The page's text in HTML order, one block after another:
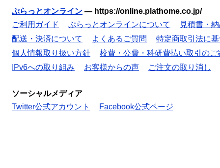
ぷらっとオンライン — https://online.plathome.co.jp/
ご利用ガイド
ぷらっとオンラインについて
見積書・
配送・決済について
よくあるご質問
特定商取引法に
個人情報取り扱い方針
校費・公費・科研費払い取引のご
IPv6への取り組み
お客様からの声 ご注文の取り消し
ソーシャルメディア
Twitter公式アカウント
Facebook公式ページ